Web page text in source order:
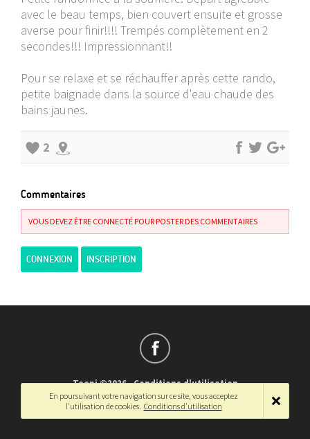
avec le beau temps, bien couvert ensuite et grosse
averse pour finir!!!! Trempés complètement en 2
secondes!!! Impressionnant!!
Pour se relaxe et se réchauffer après cette rando,
petite baignade dans la source d'eau chaude des
bains jaunes.
2
Commentaires
VOUS DEVEZ ÊTRE CONNECTÉ POUR POSTER DES COMMENTAIRES
CONNEXION INSCRIPTION
Teepi ©2026-Conditions d'utilisation
Français-English
En poursuivant votre navigation sur ce site, vous acceptez
l'utilisation de cookies. Conditions d'utilisation